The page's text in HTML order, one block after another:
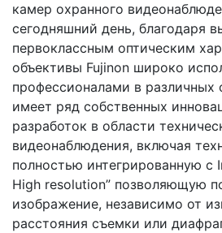
камер охранного
сегодняшний день, благодаря
первоклассным оптическим
объективы Fujinon широко
профессионалами в различных
имеет ряд собственных
разработок в области
видеонаблюдения, включая
полностью интегрированную с
High resolution” позволяющую
изображение, независимо от
расстояния съемки или